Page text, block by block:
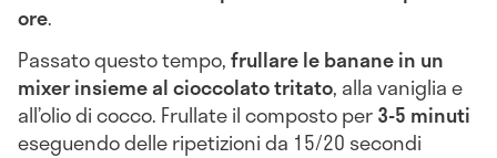
ore.
Passato questo tempo,frullare le banane in un
mixer insieme al cioccolato tritato, alla vaniglia e
all’olio di cocco. Frullate il composto per3-5 minuti
eseguendo delle ripetizioni da 15/20 secondi